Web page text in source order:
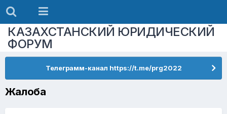
КАЗАХСТАНСКИЙ ЮРИДИЧЕСКИЙ
ФОРУМ
Телеграмм-канал https://t.me/prg2022
Жалоба